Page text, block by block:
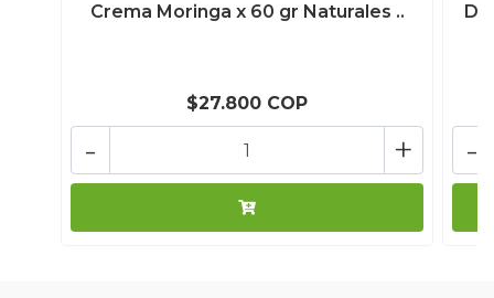
Crema Moringa x 60 gr Naturales ..
$27.800 COP
+
- -